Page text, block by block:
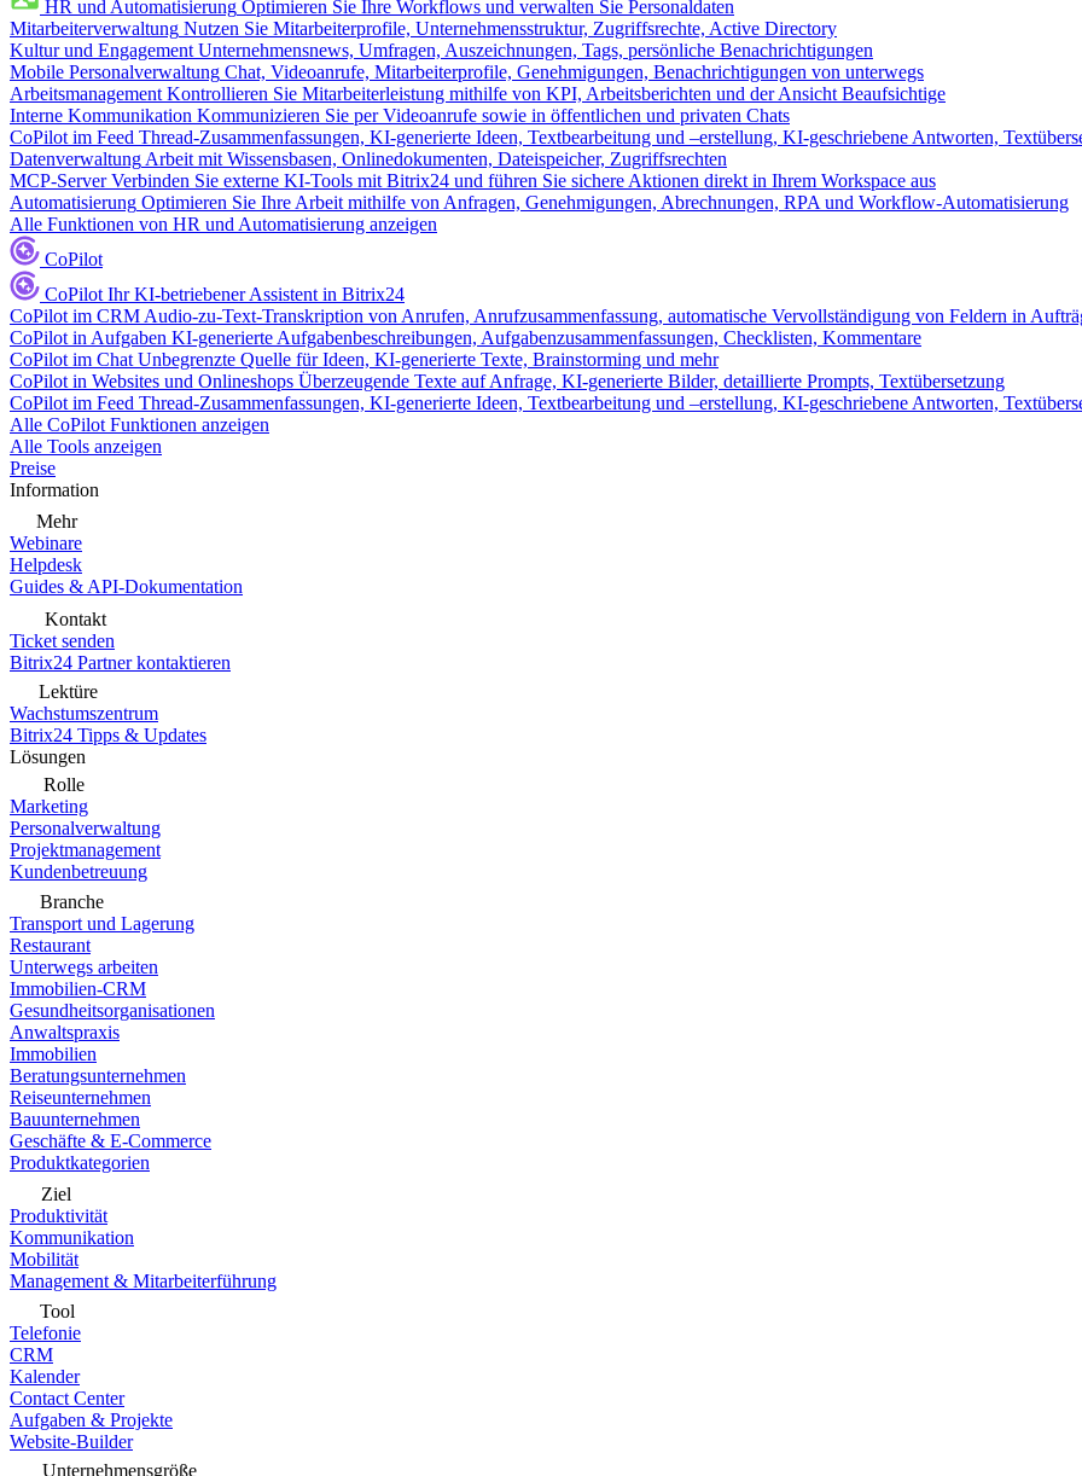
HR und Automatisierung Optimieren Sie Ihre Workflows und verwalten Sie Personaldaten
Mitarbeiterverwaltung Nutzen Sie Mitarbeiterprofile, Unternehmensstruktur, Zugriffsrechte, Active Directory
Kultur und Engagement Unternehmensnews, Umfragen, Auszeichnungen, Tags, persönliche Benachrichtigungen
Mobile Personalverwaltung Chat, Videoanrufe, Mitarbeiterprofile, Genehmigungen, Benachrichtigungen von unterwegs
Arbeitsmanagement Kontrollieren Sie Mitarbeiterleistung mithilfe von KPI, Arbeitsberichten und der Ansicht Beaufsichtige
Interne Kommunikation Kommunizieren Sie per Videoanrufe sowie in öffentlichen und privaten Chats
CoPilot im Feed Thread-Zusammenfassungen, KI-generierte Ideen, Textbearbeitung und –erstellung, KI-geschriebene Antworten,
Datenverwaltung Arbeit mit Wissensbasen, Onlinedokumenten, Dateispeicher, Zugriffsrechten
MCP-Server Verbinden Sie externe KI-Tools mit Bitrix24 und führen Sie sichere Aktionen direkt in Ihrem Workspace aus
Automatisierung Optimieren Sie Ihre Arbeit mithilfe von Anfragen, Genehmigungen, Abrechnungen, RPA und Workflow-Automatisierung
Alle Funktionen von HR und Automatisierung anzeigen
CoPilot
CoPilot Ihr KI-betriebener Assistent in Bitrix24
CoPilot im CRM Audio-zu-Text-Transkription von Anrufen, Anrufzusammenfassung, automatische Vervollständigung von Feldern in
CoPilot in Aufgaben KI-generierte Aufgabenbeschreibungen, Aufgabenzusammenfassungen, Checklisten, Kommentare
CoPilot im Chat Unbegrenzte Quelle für Ideen, KI-generierte Texte, Brainstorming und mehr
CoPilot in Websites und Onlineshops Überzeugende Texte auf Anfrage, KI-generierte Bilder, detaillierte Prompts, Textübersetzung
CoPilot im Feed Thread-Zusammenfassungen, KI-generierte Ideen, Textbearbeitung und –erstellung, KI-geschriebene Antworten,
Alle CoPilot Funktionen anzeigen
Alle Tools anzeigen
Preise
Information
Mehr
Webinare
Helpdesk
Guides & API-Dokumentation
Kontakt
Ticket senden
Bitrix24 Partner kontaktieren
Lektüre
Wachstumszentrum
Bitrix24 Tipps & Updates
Lösungen
Rolle
Marketing
Personalverwaltung
Projektmanagement
Kundenbetreuung
Branche
Transport und Lagerung
Restaurant
Unterwegs arbeiten
Immobilien-CRM
Gesundheitsorganisationen
Anwaltspraxis
Immobilien
Beratungsunternehmen
Reiseunternehmen
Bauunternehmen
Geschäfte & E-Commerce
Produktkategorien
Ziel
Produktivität
Kommunikation
Mobilität
Management & Mitarbeiterführung
Tool
Telefonie
CRM
Kalender
Contact Center
Aufgaben & Projekte
Website-Builder
Unternehmensgröße